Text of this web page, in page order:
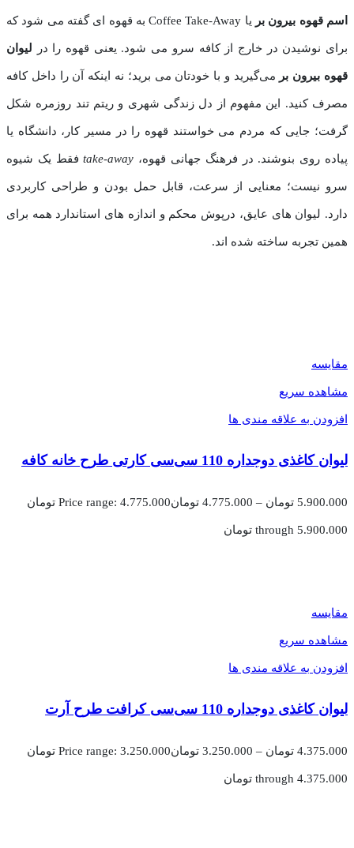
اسم قهوه بیرون ‌بر یا Coffee Take-Away به قهوه ‌ای گفته می ‌شود که
برای نوشیدن در خارج از کافه سرو می ‌شود. یعنی قهوه را در لیوان
قهوه بیرون‌ بر می‌گیرید و با خودتان می‌ برید؛ نه اینکه آن را داخل کافه
مصرف کنید. این مفهوم از دل زندگی شهری و ریتم تند روزمره شکل
گرفت؛ جایی که مردم می ‌خواستند قهوه را در مسیر کار، دانشگاه یا
پیاده‌ روی بنوشند. در فرهنگ جهانی قهوه، take-awayفقط یک شیوه
سرو نیست؛ معنایی از سرعت، قابل ‌حمل بودن و طراحی کاربردی
دارد. لیوان‌ های عایق، درپوش محکم و اندازه‌ های استاندارد همه برای
همین تجربه ساخته شده‌ اند.
مقایسه
مشاهده سریع
افزودن به علاقه مندی ها
لیوان کاغذی دوجداره 110 سی‌سی کارتی طرح خانه کافه
5.900.000 تومان –
4.775.000 تومان Price range: 4.775.000 تومان
through 5.900.000 تومان
مقایسه
مشاهده سریع
افزودن به علاقه مندی ها
لیوان کاغذی دوجداره 110 سی‌سی کرافت طرح آرت
4.375.000 تومان –
3.250.000 تومان Price range: 3.250.000 تومان
through 4.375.000 تومان